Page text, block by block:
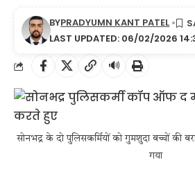
LAST UPDATED: 06/02/2026
BYPRADYUMN KANT PATEL
🔊
सोनभद्र के दो पुलिसकर्मियों को गुमशुदा बच्चों की
गया